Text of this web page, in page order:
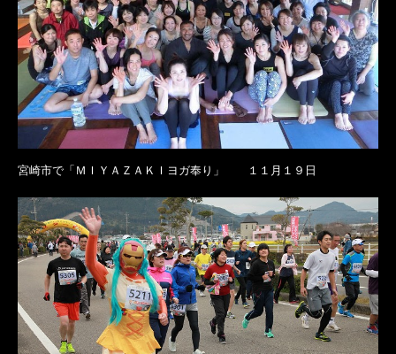
宮崎市で「ＭＩＹＡＺＡＫＩヨガ奉り」 １１月１９日